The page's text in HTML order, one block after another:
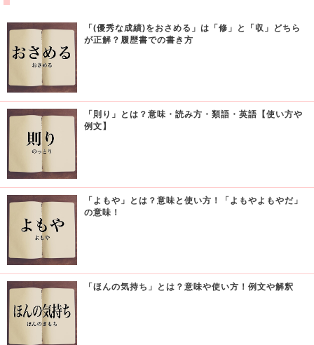
「(優秀な成績)をおさめる」は「修」と「収」どちら
が正解？履歴書での書き方
「則り」とは？意味・読み方・類語・英語【使い方や
例文】
「よもや」とは？意味と使い方！「よもやよもやだ」
の意味！
「ほんの気持ち」とは？意味や使い方！例文や解釈